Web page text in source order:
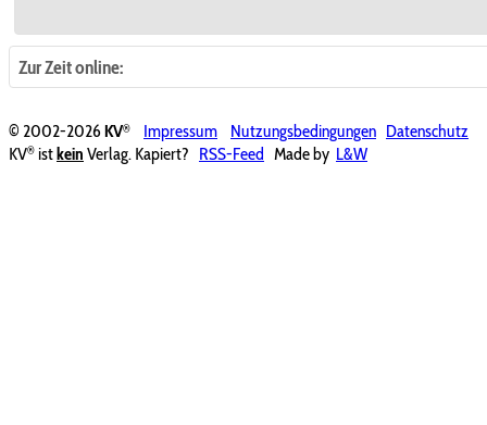
Zur Zeit online:
© 2002-2026KV® Impressum Nutzungsbedingungen Datenschutz
KV® ist kein Verlag. Kapiert? RSS-Feed Made by L&W